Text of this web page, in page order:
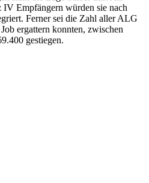
IV Empfängern würden sie nach
Ferner sei die Zahl aller ALG
ergattern konnten, zwischen
gestiegen.